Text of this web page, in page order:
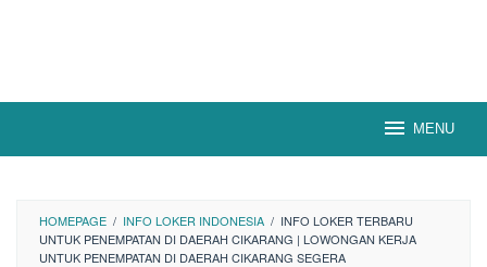
MENU
HOMEPAGE / INFO LOKER INDONESIA / INFO LOKER TERBARU
UNTUK PENEMPATAN DI DAERAH CIKARANG | LOWONGAN KERJA
UNTUK PENEMPATAN DI DAERAH CIKARANG SEGERA